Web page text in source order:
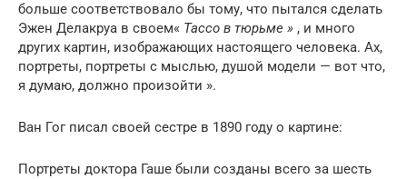
больше соответствовало бы тому, что пытался сделать
Эжен Делакруа в своем« Тассо в тюрьме » , и много
других картин, изображающих настоящего человека. Ах,
портреты, портреты с мыслью, душой модели — вот что,
я думаю, должно произойти ».
Ван Гог писал своей сестре в 1890 году о картине:
Портреты доктора Гаше были созданы всего за шесть